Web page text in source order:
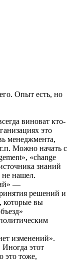
Опыт есть, но
виноват кто-
это
менеджмента,
Можно начать с
«change
знаний
не нашел.
—
решений и
которые вы
изменений».
Иногда этот
это тоже,